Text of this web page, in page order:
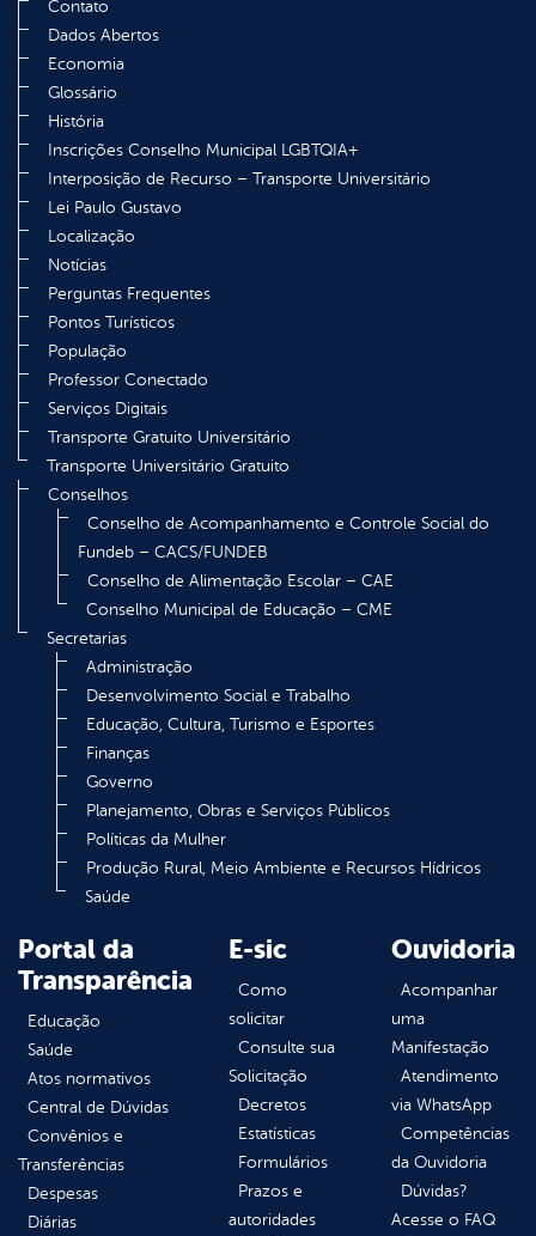
Contato
Dados Abertos
Economia
Glossário
História
Inscrições Conselho Municipal LGBTQIA+
Interposição de Recurso – Transporte Universitário
Lei Paulo Gustavo
Localização
Notícias
Perguntas Frequentes
Pontos Turísticos
População
Professor Conectado
Serviços Digitais
Transporte Gratuito Universitário
Transporte Universitário Gratuito
Conselhos
Conselho de Acompanhamento e Controle Social do
Fundeb – CACS/FUNDEB
Conselho de Alimentação Escolar – CAE
Conselho Municipal de Educação – CME
Secretarias
Administração
Desenvolvimento Social e Trabalho
Educação, Cultura, Turismo e Esportes
Finanças
Governo
Planejamento, Obras e Serviços Públicos
Políticas da Mulher
Produção Rural, Meio Ambiente e Recursos Hídricos
Saúde
Portal da
Transparência
Educação
Saúde
Atos normativos
Central de Dúvidas
Convênios e
Transferências
Despesas
Diárias
E-sic
Como
solicitar
Consulte sua
Solicitação
Decretos
Estatísticas
Formulários
Prazos e
autoridades
Ouvidoria
Acompanhar
uma
Manifestação
Atendimento
via WhatsApp
Competências
da Ouvidoria
Dúvidas?
Acesse o FAQ